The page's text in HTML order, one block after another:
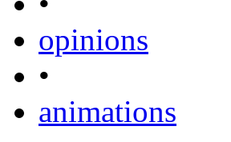
opinions
•
animations